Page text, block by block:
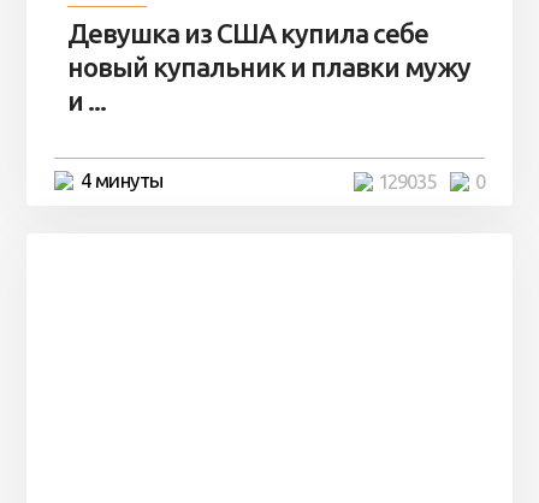
Девушка из США купила себе
новый купальник и плавки мужу
и ...
4 минуты 0
129035